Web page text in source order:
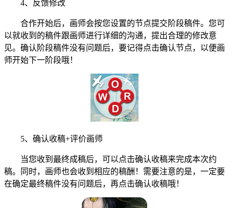
4、反馈修改
合作开始后，画师会按您设置的节点提交阶段稿件。您可
以就收到的稿件跟画师进行详细的沟通，提出合理的修改意
见。确认阶段稿件没有问题后，要记得点击确认节点，以便画
师开始下一阶段哦！
5、确认收稿+评价画师
当您收到最终成稿后，可以点击确认收稿来完成本次约
稿。同时，画师也会收到相应的稿酬！需要注意的是，一定要
在确定最终稿件没有问题后，再点击确认收稿哦！